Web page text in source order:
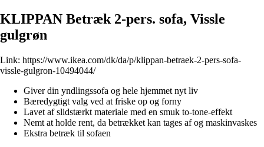
KLIPPAN Betræk 2-pers. sofa, Vissle
gulgrøn
Link: https://www.ikea.com/dk/da/p/klippan-betraek-2-pers-sofa-
vissle-gulgron-10494044/
Giver din yndlingssofa og hele hjemmet nyt liv
Bæredygtigt valg ved at friske op og forny
Lavet af slidstærkt materiale med en smuk to-tone-effekt
Nemt at holde rent, da betrækket kan tages af og maskinvaskes
Ekstra betræk til sofaen